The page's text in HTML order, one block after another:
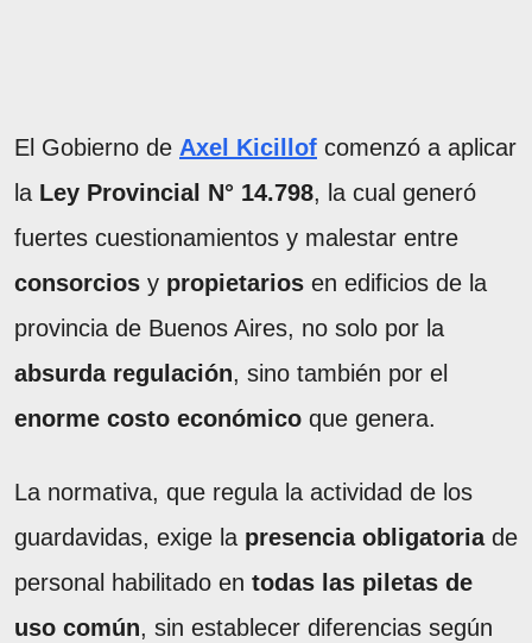
El Gobierno de Axel Kicillof comenzó a aplicar
la Ley Provincial N° 14.798, la cual generó
fuertes cuestionamientos y malestar entre
consorcios y propietarios en edificios de la
provincia de Buenos Aires, no solo por la
absurda regulación, sino también por el
enorme costo económico que genera.
La normativa, que regula la actividad de los
guardavidas, exige la presencia obligatoriade
personal habilitado en todas las piletas de
uso común, sin establecer diferencias según